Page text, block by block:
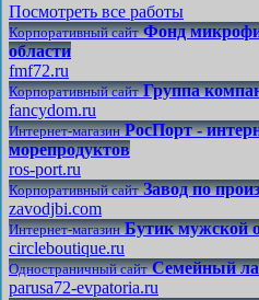
Посмотреть все работы
Корпоративный сайт Фонд
области
fmf72.ru
Корпоративный сайт Группа
fancydom.ru
Интернет-магазин РосПорт -
морепродуктов
ros-port.ru
Корпоративный сайт Завод по
zavodjbi.com
Интернет-магазин Бутик мужской
circleboutique.ru
Одностраничный сайт Семейный
parusa72-evpatoria.ru